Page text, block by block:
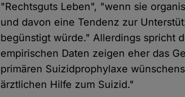
"Rechtsguts Leben", "wenn sie
und davon eine Tendenz zur
begünstigt würde." Allerdings spricht
empirischen Daten zeigen eher das
primären Suizidprophylaxe
ärztlichen Hilfe zum Suizid."